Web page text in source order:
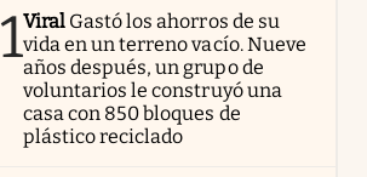
1Viral Gastó los ahorros de su
vida en un terreno vacío. Nueve
años después, un grupo de
voluntarios le construyó una
casa con 850 bloques de
plástico reciclado